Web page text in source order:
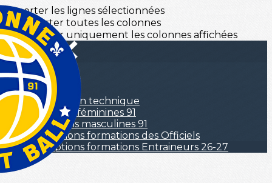
Exporter les lignes sélectionnées
Exporter toutes les colonnes
Exporter uniquement les colonnes affichées
Menu
>
Commission technique
Sélection féminines 91
Selections masculines 91
Inscriptions formations des Officiels
Inscriptions formations Entraineurs 26-27
?>